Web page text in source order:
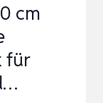
cm
für